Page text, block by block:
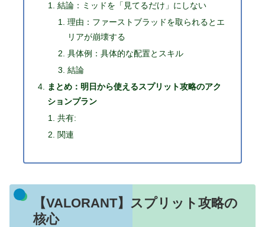
結論：ミッドを「見てるだけ」にしない
理由：ファーストブラッドを取られるとエ
リアが崩壊する
具体例：具体的な配置とスキル
結論
まとめ：明日から使えるスプリット攻略のアク
ションプラン
共有:
関連
【VALORANT】スプリット攻略の
核心